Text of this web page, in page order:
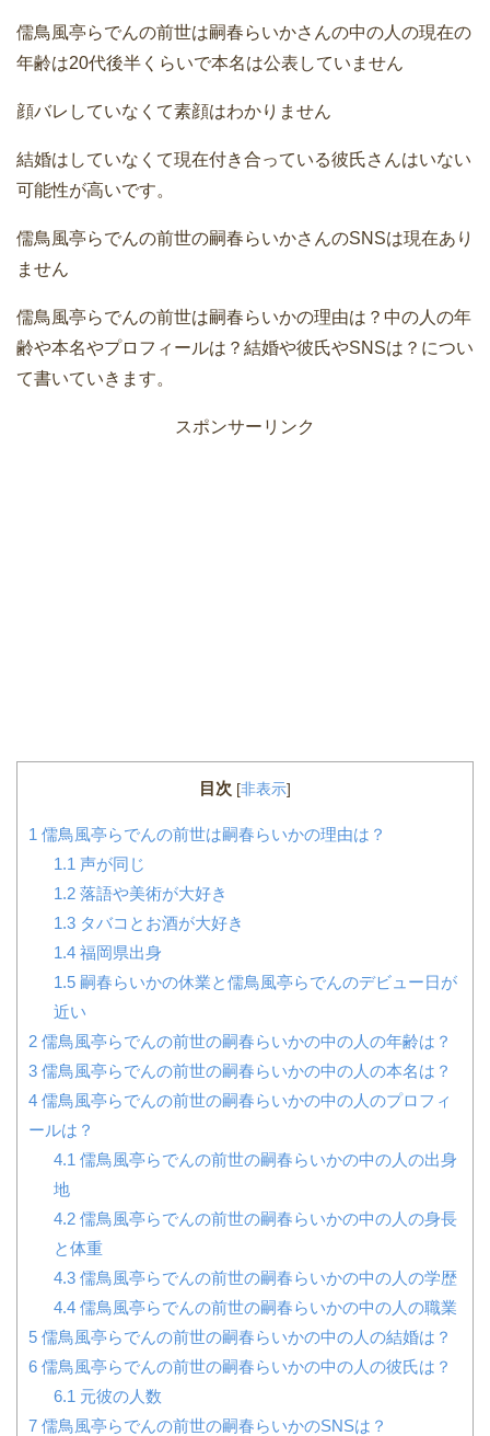
儒鳥風亭らでんの前世は嗣春らいかさんの中の人の現在の
年齢は20代後半くらいで本名は公表していません
顔バレしていなくて素顔はわかりません
結婚はしていなくて現在付き合っている彼氏さんはいない
可能性が高いです。
儒鳥風亭らでんの前世の嗣春らいかさんのSNSは現在あり
ません
儒鳥風亭らでんの前世は嗣春らいかの理由は？中の人の年
齢や本名やプロフィールは？結婚や彼氏やSNSは？につい
て書いていきます。
スポンサーリンク
目次 [非表示]
1 儒鳥風亭らでんの前世は嗣春らいかの理由は？
1.1 声が同じ
1.2落語や美術が大好き
1.3タバコとお酒が大好き
1.4福岡県出身
1.5嗣春らいかの休業と儒鳥風亭らでんのデビュー日が
近い
2 儒鳥風亭らでんの前世の嗣春らいかの中の人の年齢は？
3 儒鳥風亭らでんの前世の嗣春らいかの中の人の本名は？
4 儒鳥風亭らでんの前世の嗣春らいかの中の人のプロフィ
ールは？
4.1 儒鳥風亭らでんの前世の嗣春らいかの中の人の出身
地
4.2儒鳥風亭らでんの前世の嗣春らいかの中の人の身長
と体重
4.3儒鳥風亭らでんの前世の嗣春らいかの中の人の学歴
4.4儒鳥風亭らでんの前世の嗣春らいかの中の人の職業
5 儒鳥風亭らでんの前世の嗣春らいかの中の人の結婚は？
6 儒鳥風亭らでんの前世の嗣春らいかの中の人の彼氏は？
6.1 元彼の人数
7 儒鳥風亭らでんの前世の嗣春らいかのSNSは？